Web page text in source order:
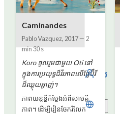
ចូល
ខ្មែរ
Caminandes
Pablo Vazquez, 2017— 2
min 30 s
Koro ចូលរួមជាមួយ Oti នៅ
ក្នុងការប្រយុទ្ធដ៏វីរភាពលើផ្លែប៊ឺរី
ដ៏ឈ្ងុយឆ្ងាញ់។
ភាពយន្តខ្លីកំប្លែងអំពីសាមគ្គី
ភាព។ ដើម្បីរៀនចែករំលែក